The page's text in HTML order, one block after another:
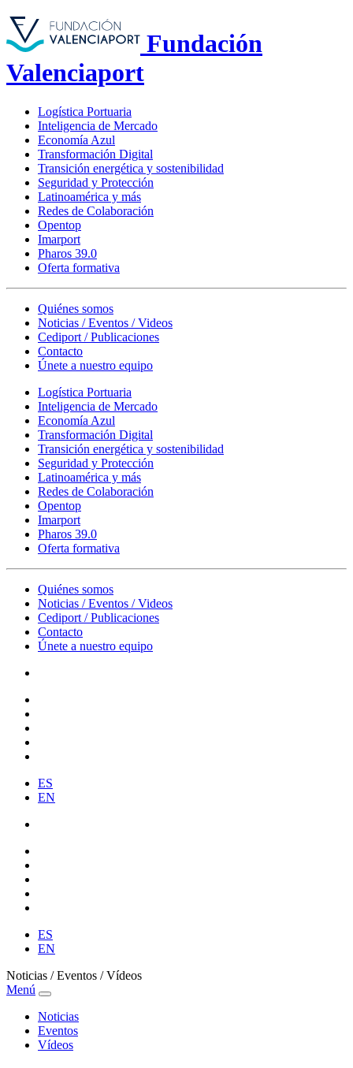
Fundación
Valenciaport
Logística Portuaria
Inteligencia de Mercado
Economía Azul
Transformación Digital
Transición energética y sostenibilidad
Seguridad y Protección
Latinoamérica y más
Redes de Colaboración
Opentop
Imarport
Pharos 39.0
Oferta formativa
Quiénes somos
Noticias / Eventos / Videos
Cediport / Publicaciones
Contacto
Únete a nuestro equipo
Logística Portuaria
Inteligencia de Mercado
Economía Azul
Transformación Digital
Transición energética y sostenibilidad
Seguridad y Protección
Latinoamérica y más
Redes de Colaboración
Opentop
Imarport
Pharos 39.0
Oferta formativa
Quiénes somos
Noticias / Eventos / Videos
Cediport / Publicaciones
Contacto
Únete a nuestro equipo
ES
EN
ES
EN
Noticias / Eventos / Vídeos
Menú
Noticias
Eventos
Vídeos